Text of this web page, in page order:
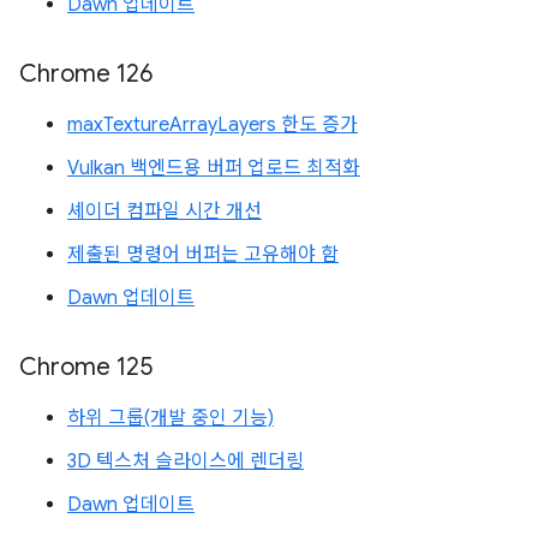
Dawn 업데이트
Chrome 126
maxTextureArrayLayers 한도 증가
Vulkan 백엔드용 버퍼 업로드 최적화
셰이더 컴파일 시간 개선
제출된 명령어 버퍼는 고유해야 함
Dawn 업데이트
Chrome 125
하위 그룹(개발 중인 기능)
3D 텍스처 슬라이스에 렌더링
Dawn 업데이트